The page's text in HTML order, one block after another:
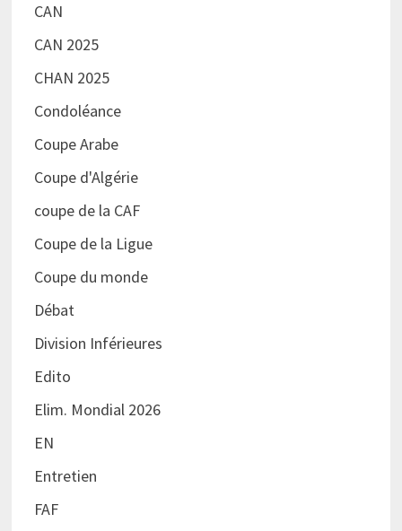
CAN
CAN 2025
CHAN 2025
Condoléance
Coupe Arabe
Coupe d'Algérie
coupe de la CAF
Coupe de la Ligue
Coupe du monde
Débat
Division Inférieures
Edito
Elim. Mondial 2026
EN
Entretien
FAF